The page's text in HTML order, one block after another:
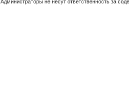
Администраторы не несут ответственность за